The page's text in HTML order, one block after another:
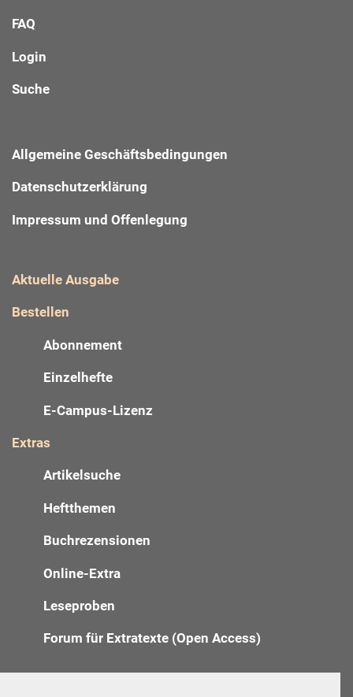
FAQ
Login
Suche
Allgemeine Geschäftsbedingungen
Datenschutzerklärung
Impressum und Offenlegung
Aktuelle Ausgabe
Bestellen
Abonnement
Einzelhefte
E-Campus-Lizenz
Extras
Artikelsuche
Heftthemen
Buchrezensionen
Online-Extra
Leseproben
Forum für Extratexte (Open Access)